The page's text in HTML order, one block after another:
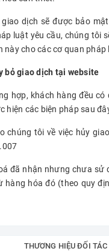
dịch sẽ được bảo
luật yêu cầu, chúng tôi
này cho các cơ quan pháp
bỏ giao dịch tại website
hợp, khách hàng đều
hiện các biện pháp sau
chúng tôi về việc hủy
đã nhận nhưng chưa sử
hàng hóa đó (theo quy
THƯƠNG HIỆU ĐỐI TÁC